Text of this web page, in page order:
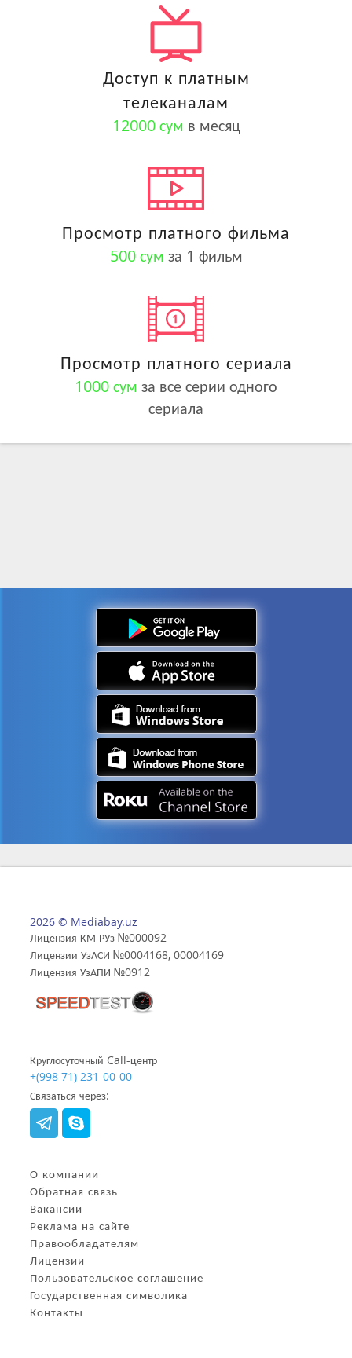
Доступ к платным
телеканалам
12000 сум в месяц
Просмотр платного фильма
500 сум за 1 фильм
Просмотр платного сериала
1000 сум за все серии одного
сериала
2026 © Mediabay.uz
Лицензия КМ РУз №000092
Лицензии УзАСИ №0004168, 00004169
Лицензия УзАПИ №0912
Круглосуточный Call-центр
+(998 71) 231-00-00
Связаться через:
О компании
Обратная связь
Вакансии
Реклама на сайте
Правообладателям
Лицензии
Пользовательское соглашение
Государственная символика
Контакты